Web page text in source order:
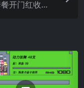
开门红收官